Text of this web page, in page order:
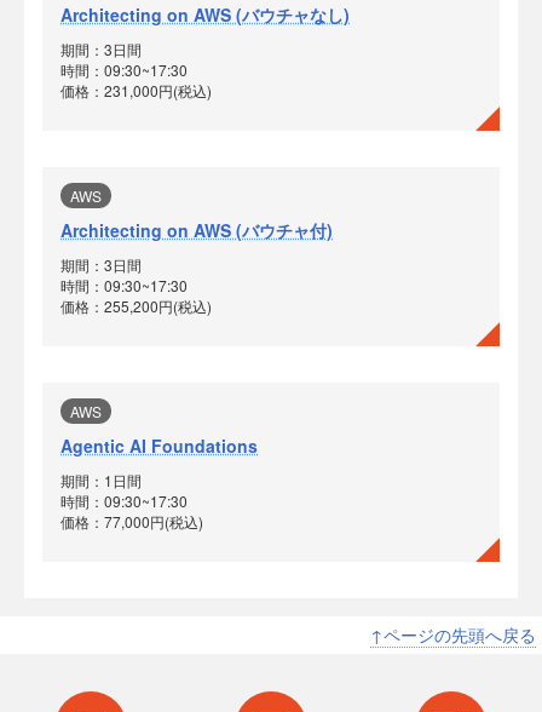
Architecting on AWS (バウチャなし)
期間：3日間
時間：09:30~17:30
価格：231,000円(税込)
AWS
Architecting on AWS (バウチャ付)
期間：3日間
時間：09:30~17:30
価格：255,200円(税込)
AWS
Agentic AI Foundations
期間：1日間
時間：09:30~17:30
価格：77,000円(税込)
↑ページの先頭へ戻る